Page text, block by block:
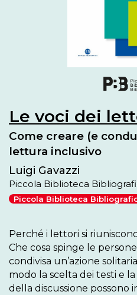
Le voci dei
Come creare (e
lettura inclusivo
Luigi Gavazzi
Piccola Biblioteca
Piccola Biblioteca
Perché i lettori si
Che cosa spinge le
condivisa un’azione
modo la scelta dei testi e
della discussione possono